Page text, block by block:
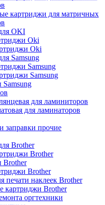
картриджи для матричных
OKI
Oki
Oki
Samsung
Samsung
Samsung
Samsung
для ламиниторов
для ламинаторов
заправки прочие
Brother
Brother
Brother
Brother
печати наклеек Brother
картриджи Brother
оргтехники